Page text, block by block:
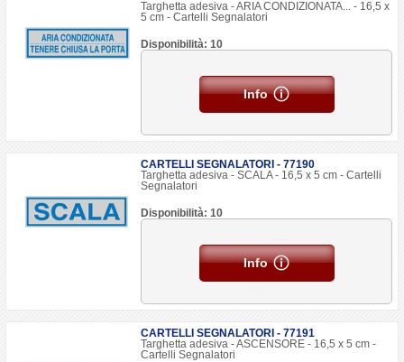
Targhetta adesiva - ARIA CONDIZIONATA... - 16,5 x
5 cm - Cartelli Segnalatori
Disponibilità: 10
Info
CARTELLI SEGNALATORI - 77190
Targhetta adesiva - SCALA - 16,5 x 5 cm - Cartelli
Segnalatori
Disponibilità: 10
Info
CARTELLI SEGNALATORI - 77191
Targhetta adesiva - ASCENSORE - 16,5 x 5 cm -
Cartelli Segnalatori